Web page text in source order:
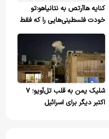
کنایه هاآرتص به نتانیاهو:تو
خودت فلسطینی‌هایی را که فقط
تظاهرات کرده‌ بودند، کشتی!
شلیک یمن به قلب تل‌آویو؛ ۷
اکتبر دیگر برای اسرائیل